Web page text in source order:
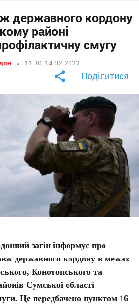
державного кордону
районі
смугу
11:30, 14.02.2022
Поділитися
загін інформує про
державного кордону в межах
Конотопського та
Сумської області
Це передбачено пунктом 16